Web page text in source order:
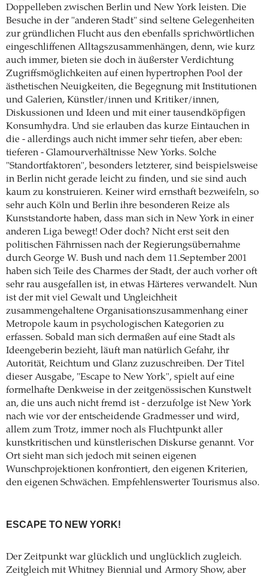
Doppelleben zwischen Berlin und New York leisten. Die
Besuche in der "anderen Stadt" sind seltene Gelegenheiten
zur gründlichen Flucht aus den ebenfalls sprichwörtlichen
eingeschliffenen Alltagszusammenhängen, denn, wie kurz
auch immer, bieten sie doch in äußerster Verdichtung
Zugriffsmöglichkeiten auf einen hypertrophen Pool der
ästhetischen Neuigkeiten, die Begegnung mit Institutionen
und Galerien, Künstler/innen und Kritiker/innen,
Diskussionen und Ideen und mit einer tausendköpfigen
Konsumhydra. Und sie erlauben das kurze Eintauchen in
die - allerdings auch nicht immer sehr tiefen, aber eben:
tieferen - Glamourverhältnisse New Yorks. Solche
"Standortfaktoren", besonders letzterer, sind beispielsweise
in Berlin nicht gerade leicht zu finden, und sie sind auch
kaum zu konstruieren. Keiner wird ernsthaft bezweifeln, so
sehr auch Köln und Berlin ihre besonderen Reize als
Kunststandorte haben, dass man sich in New York in einer
anderen Liga bewegt! Oder doch? Nicht erst seit den
politischen Fährnissen nach der Regierungsübernahme
durch George W. Bush und nach dem 11.September 2001
haben sich Teile des Charmes der Stadt, der auch vorher oft
sehr rau ausgefallen ist, in etwas Härteres verwandelt. Nun
ist der mit viel Gewalt und Ungleichheit
zusammengehaltene Organisationszusammenhang einer
Metropole kaum in psychologischen Kategorien zu
erfassen. Sobald man sich dermaßen auf eine Stadt als
Ideengeberin bezieht, läuft man natürlich Gefahr, ihr
Autorität, Reichtum und Glanz zuzuschreiben. Der Titel
dieser Ausgabe, "Escape to New York", spielt auf eine
formelhafte Denkweise in der zeitgenössischen Kunstwelt
an, die uns auch nicht fremd ist - derzufolge ist New York
nach wie vor der entscheidende Gradmesser und wird,
allem zum Trotz, immer noch als Fluchtpunkt aller
kunstkritischen und künstlerischen Diskurse genannt. Vor
Ort sieht man sich jedoch mit seinen eigenen
Wunschprojektionen konfrontiert, den eigenen Kriterien,
den eigenen Schwächen. Empfehlenswerter Tourismus also.
ESCAPE TO NEW YORK!
Der Zeitpunkt war glücklich und unglücklich zugleich.
Zeitgleich mit Whitney Biennial und Armory Show, aber